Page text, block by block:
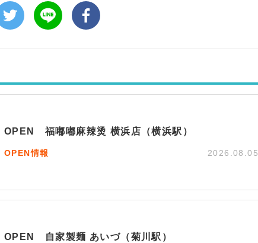
OPEN 福嘟嘟麻辣烫 横浜店（横浜駅）
OPEN情報 2026.08.05
OPEN 自家製麺 あいづ（菊川駅）